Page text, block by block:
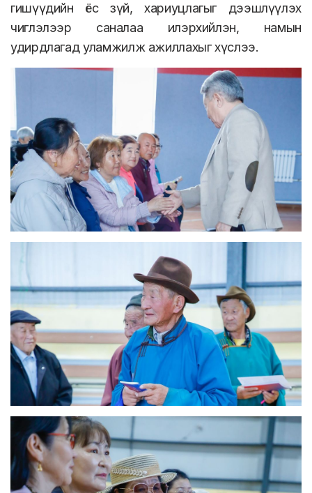
гишүүдийн ёс зүй, хариуцлагыг дээшлүүлэх
чиглэлээр саналаа илэрхийлэн, намын
удирдлагад уламжилж ажиллахыг хүслээ.